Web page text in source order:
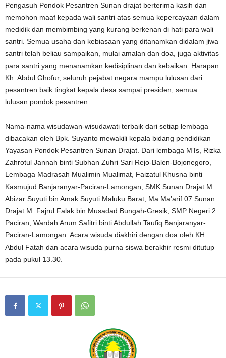
Pengasuh Pondok Pesantren Sunan drajat berterima kasih dan
memohon maaf kepada wali santri atas semua kepercayaan dalam
medidik dan membimbing yang kurang berkenan di hati para wali
santri. Semua usaha dan kebiasaan yang ditanamkan didalam jiwa
santri telah beliau sampaikan, mulai amalan dan doa, juga aktivitas
para santri yang menanamkan kedisiplinan dan kebaikan. Harapan
Kh. Abdul Ghofur, seluruh pejabat negara mampu lulusan dari
pesantren baik tingkat kepala desa sampai presiden, semua
lulusan pondok pesantren.
Nama-nama wisudawan-wisudawati terbaik dari setiap lembaga
dibacakan oleh Bpk. Suyanto mewakili kepala bidang pendidikan
Yayasan Pondok Pesantren Sunan Drajat. Dari lembaga MTs, Rizka
Zahrotul Jannah binti Subhan Zuhri Sari Rejo-Balen-Bojonegoro,
Lembaga Madrasah Mualimin Mualimat, Faizatul Khusna binti
Kasmujud Banjaranyar-Paciran-Lamongan, SMK Sunan Drajat M.
Abizar Suyuti bin Amak Suyuti Maluku Barat, Ma Ma’arif 07 Sunan
Drajat M. Fajrul Falak bin Musadad Bungah-Gresik, SMP Negeri 2
Paciran, Wardah Arum Safitri binti Abdullah Taufiq Banjaranyar-
Paciran-Lamongan. Acara wisuda diakhiri dengan doa oleh KH.
Abdul Fatah dan acara wisuda purna siswa berakhir resmi ditutup
pada pukul 13.30.